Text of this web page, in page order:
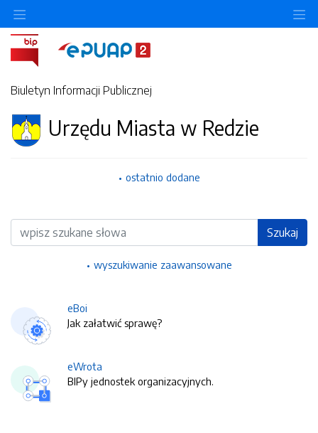
Biuletyn Informacji Publicznej
Urzędu Miasta w Redzie
ostatnio dodane
Wyszukiwarka Szukaj
wyszukiwanie zaawansowane
eBoi
Jak załatwić sprawę?
eWrota
BIPy jednostek organizacyjnych.